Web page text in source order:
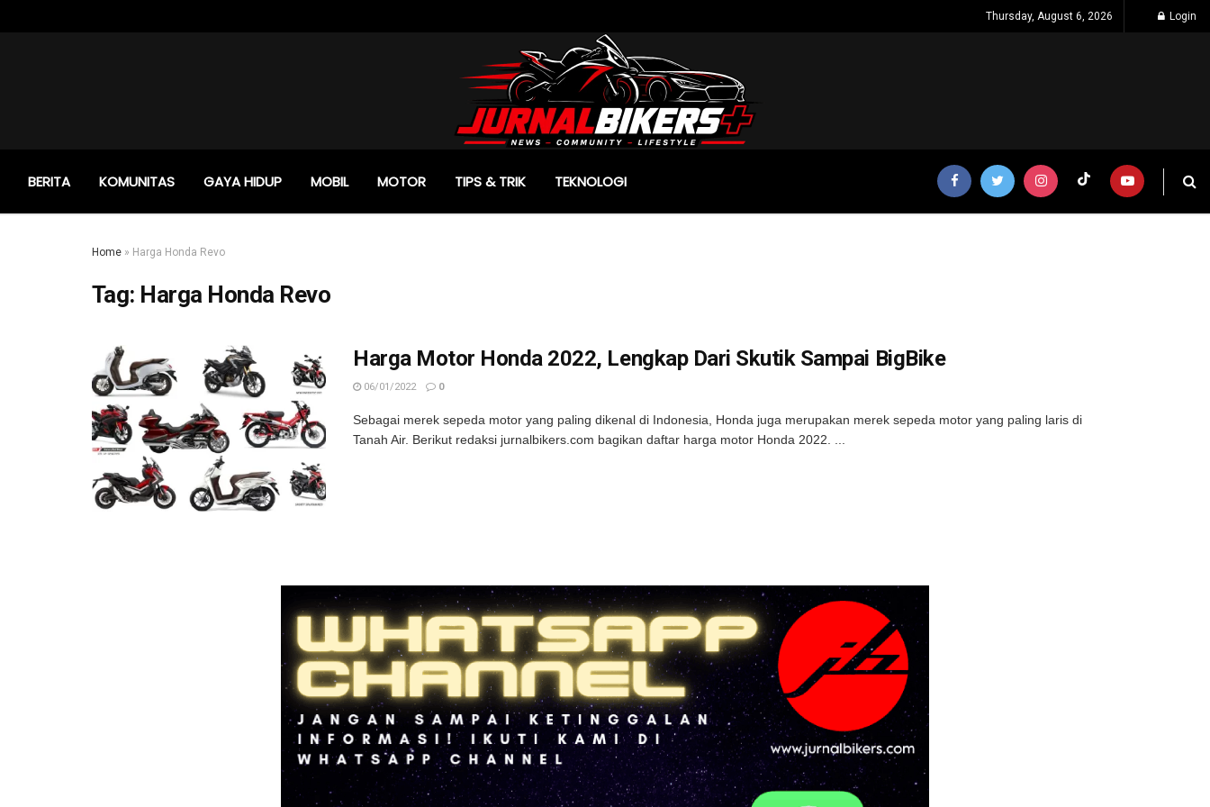
Thursday, August 6, 2026 Login
BERITA KOMUNITAS GAYA HIDUP MOBIL MOTOR TIPS & TRIK TEKNOLOGI
Home » Harga Honda Revo
Tag: Harga Honda Revo
Harga Motor Honda 2022, Lengkap Dari Skutik Sampai BigBike
06/01/2022 0
Sebagai merek sepeda motor yang paling dikenal di Indonesia, Honda juga merupakan merek sepeda motor yang paling laris di
Tanah Air. Berikut redaksi jurnalbikers.com bagikan daftar harga motor Honda 2022. ...